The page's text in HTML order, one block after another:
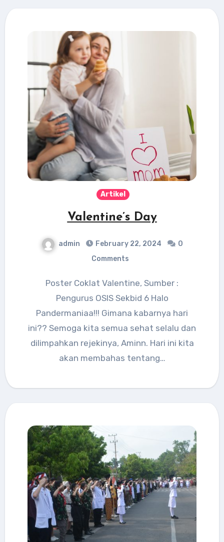
Artikel
Valentine’s Day
admin February 22, 2024
0
Comments
Poster Coklat Valentine, Sumber :
Pengurus OSIS Sekbid 6 Halo
Pandermaniaa!!! Gimana kabarnya hari
ini?? Semoga kita semua sehat selalu dan
dilimpahkan rejekinya, Aminn. Hari ini kita
akan membahas tentang…